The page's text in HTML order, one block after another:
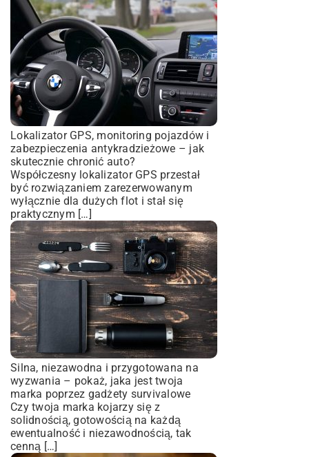
Lokalizator GPS, monitoring pojazdów i
zabezpieczenia antykradzieżowe – jak
skutecznie chronić auto?
Współczesny lokalizator GPS przestał
być rozwiązaniem zarezerwowanym
wyłącznie dla dużych flot i stał się
praktycznym […]
Silna, niezawodna i przygotowana na
wyzwania – pokaż, jaka jest twoja
marka poprzez gadżety survivalowe
Czy twoja marka kojarzy się z
solidnością, gotowością na każdą
ewentualność i niezawodnością, tak
cenną […]